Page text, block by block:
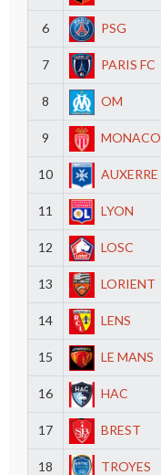
6 PSG
7 PARIS FC
8 OM
9 MONACO
10 AUXERRE
11 LYON
12 LOSC
13 LORIENT
14 LENS
15 LE MANS
16 HAC
17 BREST
18 TROYES